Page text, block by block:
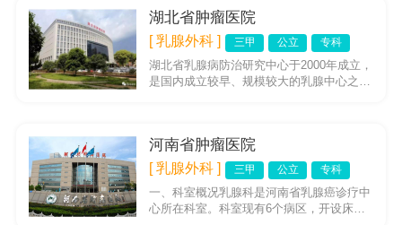
湖北省肿瘤医院
[ 乳腺外科 ] 三甲 公立 专科
湖北省乳腺病防治研究中心于2000年成立，
是国内成立较早、规模较大的乳腺中心之
河南省肿瘤医院
[ 乳腺外科 ] 三甲 公立 专科
一、科室概况乳腺科是河南省乳腺癌诊疗中
心所在科室。科室现有6个病区，开设床位